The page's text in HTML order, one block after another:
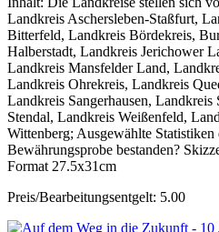
Landkreis Aschersleben-Staßfurt,
Bitterfeld, Landkreis Bördekreis,
Halberstadt, Landkreis Jerichower
Landkreis Mansfelder Land,
Landkreis Ohrekreis, Landkreis
Landkreis Sangerhausen, Landkreis
Stendal, Landkreis Weißenfeld,
Wittenberg; Ausgewählte Statistiken
Bewährungsprobe bestanden?
Format 27.5x31cm
Preis/Bearbeitungsentgelt: 5.00